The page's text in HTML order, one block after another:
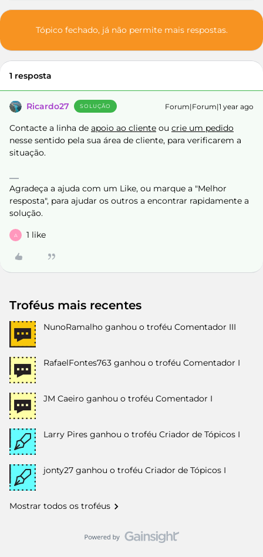
Tópico fechado, já não permite mais respostas.
1 resposta
Ricardo27 SOLUÇÃO Forum|Forum|1 year ago
Contacte a linha de apoio ao cliente ou crie um pedido
nesse sentido pela sua área de cliente, para verificarem a
situação.
Agradeça a ajuda com um Like, ou marque a "Melhor
resposta", para ajudar os outros a encontrar rapidamente a
solução.
A 1 like
Troféus mais recentes
NunoRamalho ganhou o troféu Comentador III
RafaelFontes763 ganhou o troféu Comentador I
JM Caeiro ganhou o troféu Comentador I
Larry Pires ganhou o troféu Criador de Tópicos I
jonty27 ganhou o troféu Criador de Tópicos I
Mostrar todos os troféus